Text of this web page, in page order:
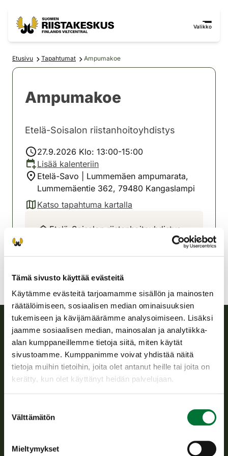
Tämä sivusto käyttää evästeitä
Käytämme evästeitä tarjoamamme sisällön ja mainosten
räätälöimiseen, sosiaalisen median ominaisuuksien
tukemiseen ja kävijämäärämme analysoimiseen. Lisäksi
jaamme sosiaalisen median, mainosalan ja analytiikka-
alan kumppaneillemme tietoja siitä, miten käytät
sivustoamme. Kumppanimme voivat yhdistää näitä
tietoja muihin tietoihin, joita olet antanut heille tai joita on
kerätty, kun olet käyttänyt heidän palvelujaan.
valinta
Välttämätön
Mieltymykset
Valikko
Etusivu Tapahtumat Ampumakoe
Ampumakoe
Etelä-Soisalon riistanhoitoyhdistys
27.9.2026 Klo: 13:00-15:00
Lisää kalenteriin
Etelä-Savo | Lummemäen ampumarata,
Lummemäentie 362, 79480 Kangaslampi
Katso tapahtuma kartalla
(avautuu uuteen välilehteen)
Etelä-Soisalon riistanhoitoyhdistys
Suomen riistakeskus
Suomen riistakeskus edistää kestävää riistataloutta, tukee
riistanhoitoyhdistysten toimintaa ja huolehtii riistapolitiikan
Tietoa meistä
Asiakaspalvelu